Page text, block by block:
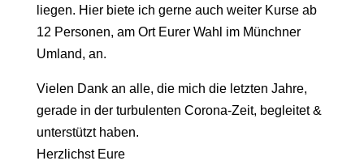
liegen. Hier biete ich gerne auch weiter Kurse ab
12 Personen, am Ort Eurer Wahl im Münchner
Umland, an.
Vielen Dank an alle, die mich die letzten Jahre,
gerade in der turbulenten Corona-Zeit, begleitet &
unterstützt haben.
Herzlichst Eure